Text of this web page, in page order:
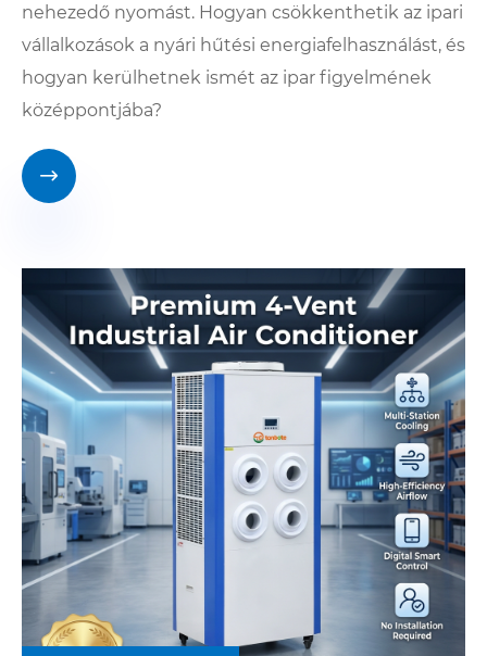
nehezedő nyomást. Hogyan csökkenthetik az ipari
vállalkozások a nyári hűtési energiafelhasználást, és
hogyan kerülhetnek ismét az ipar figyelmének
középpontjába?
